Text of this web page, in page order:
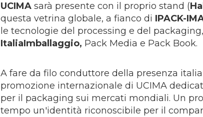
UCIMA sarà presente con il proprio stand (
questa vetrina globale, a fianco di IPACK-
le tecnologie del processing e del
ItaliaImballaggio, Pack Media e Pack Book.
A fare da filo conduttore della presenza
promozione internazionale di UCIMA
per il packaging sui mercati mondiali. Un
tempo un'identità riconoscibile per il